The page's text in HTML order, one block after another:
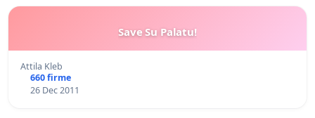
Save Su Palatu!
Attila Kleb
660 firme
26 Dec 2011